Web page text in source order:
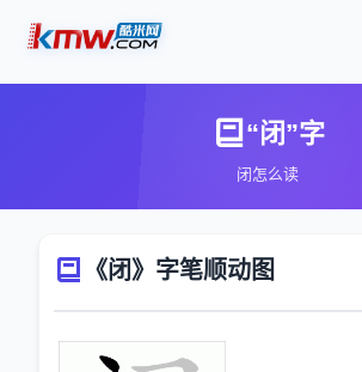
“闭”字
闭怎么读
《闭》字笔顺动图